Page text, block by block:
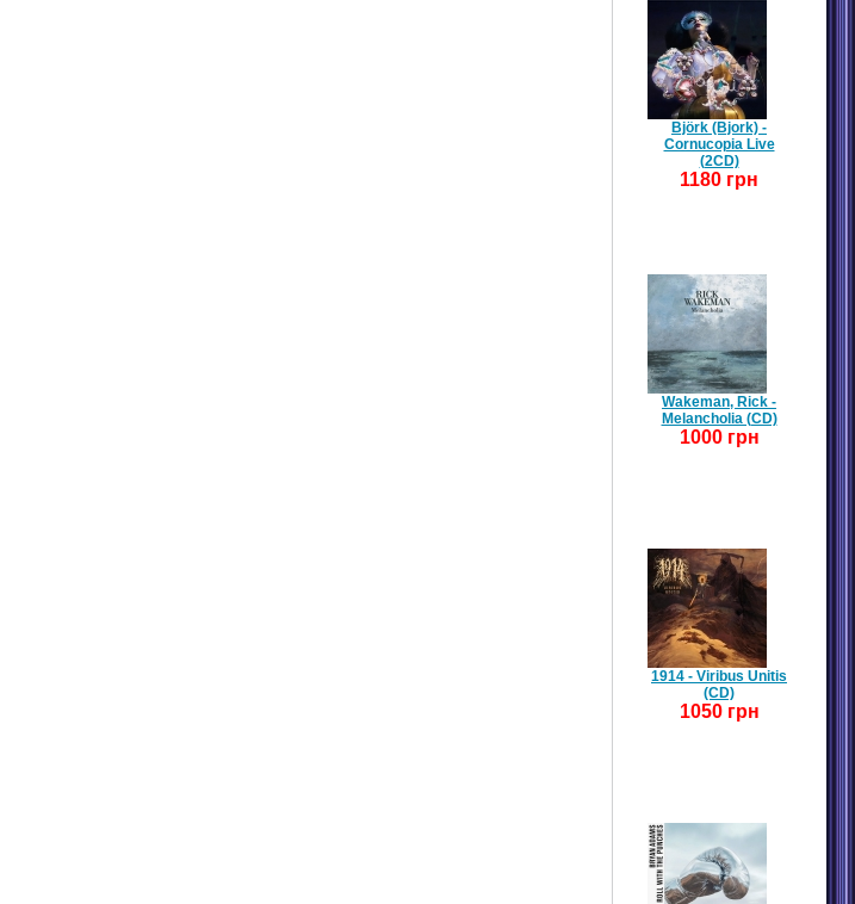
Björk (Bjork) -
Cornucopia Live
(2CD)
1180 грн
Wakeman, Rick -
Melancholia (CD)
1000 грн
1914 - Viribus Unitis
(CD)
1050 грн